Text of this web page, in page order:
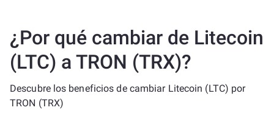
¿Por qué cambiar de Litecoin
(LTC) a TRON (TRX)?
Descubre los beneficios de cambiar Litecoin (LTC) por
TRON (TRX)